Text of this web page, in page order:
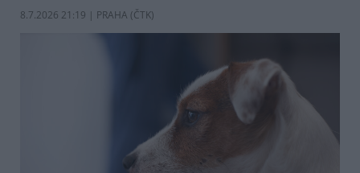
8.7.2026 21:19 | PRAHA (ČTK)